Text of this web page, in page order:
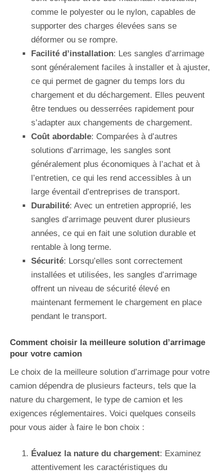
comme le polyester ou le nylon, capables de
supporter des charges élevées sans se
déformer ou se rompre.
Facilité d’installation: Les sangles d’arrimage
sont généralement faciles à installer et à ajuster,
ce qui permet de gagner du temps lors du
chargement et du déchargement. Elles peuvent
être tendues ou desserrées rapidement pour
s’adapter aux changements de chargement.
Coût abordable: Comparées à d’autres
solutions d’arrimage, les sangles sont
généralement plus économiques à l’achat et à
l’entretien, ce qui les rend accessibles à un
large éventail d’entreprises de transport.
Durabilité: Avec un entretien approprié, les
sangles d’arrimage peuvent durer plusieurs
années, ce qui en fait une solution durable et
rentable à long terme.
Sécurité: Lorsqu’elles sont correctement
installées et utilisées, les sangles d’arrimage
offrent un niveau de sécurité élevé en
maintenant fermement le chargement en place
pendant le transport.
Comment choisir la meilleure solution d’arrimage
pour votre camion
Le choix de la meilleure solution d’arrimage pour votre
camion dépendra de plusieurs facteurs, tels que la
nature du chargement, le type de camion et les
exigences réglementaires. Voici quelques conseils
pour vous aider à faire le bon choix :
Évaluez la nature du chargement: Examinez
attentivement les caractéristiques du